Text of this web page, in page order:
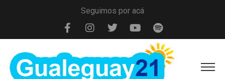
Seguimos por acá